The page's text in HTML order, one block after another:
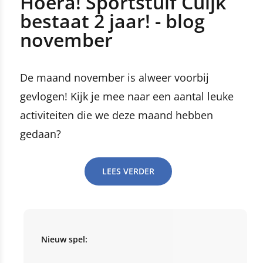
bestaat 2 jaar! - blog
november
De maand november is alweer voorbij
gevlogen! Kijk je mee naar een aantal leuke
activiteiten die we deze maand hebben
gedaan?
LEES VERDER
Nieuw spel: